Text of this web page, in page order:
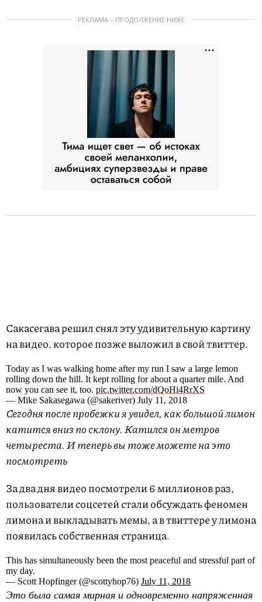
РЕКЛАМА – ПРОДОЛЖЕНИЕ НИЖЕ
Сакасегава решил снял эту удивительную картину
на видео, которое позже выложил в свой твиттер.
Today as I was walking home after my run I saw a large lemon
rolling down the hill. It kept rolling for about a quarter mile. And
now you can see it, too. pic.twitter.com/dQoHi4RrXS
— Mike Sakasegawa (@sakeriver) July 11, 2018
Сегодня после пробежки я увидел, как большой лимон
катится вниз по склону. Катился он метров
четыреста. И теперь вы тоже можете на это
посмотреть
За два дня видео посмотрели 6 миллионов раз,
пользователи соцсетей стали обсуждать феномен
лимона и выкладывать мемы, а в твиттере у лимона
появилась собственная страница.
This has simultaneously been the most peaceful and stressful part of
my day.
— Scott Hopfinger (@scottyhop76) July 11, 2018
Это была самая мирная и одновременно напряженная